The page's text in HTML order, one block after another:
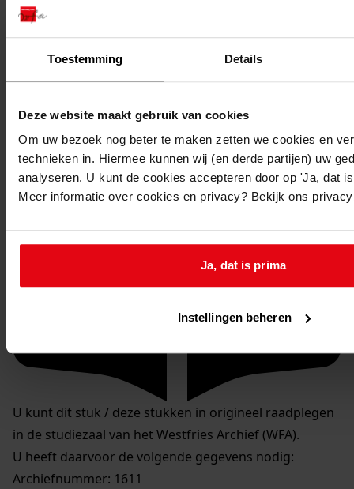
Toestemming Details
Deze website maakt gebruik van cookies
Om uw bezoek nog beter te maken zetten we cookies en
technieken in. Hiermee kunnen wij (en derde partijen) uw
analyseren. U kunt de cookies accepteren door op 'Ja, dat
Meer informatie over cookies en privacy? Bekijk ons
Ja, dat is prima
Instellingen beheren
1611 Westfriese Stichting voor Huisvesting van
Buitenkerkelijke Bejaarden (het Liornehuis), 1965-2001
Plaatsingslijst
U kunt dit stuk / deze stukken in origineel raadplegen
in de studiezaal van het Westfries Archief (WFA).
U heeft daarvoor de volgende gegevens nodig:
Archiefnummer: 1611